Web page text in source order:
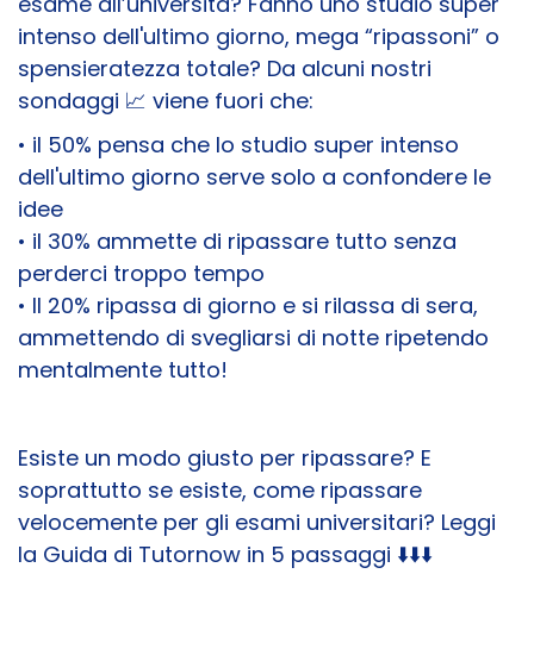
intenso dell'ultimo giorno, mega “ripassoni” o
spensieratezza totale? Da alcuni nostri
sondaggi 📈​ viene fuori che:
• il 50% pensa che lo studio super intenso
dell'ultimo giorno serve solo a confondere le
idee
• il 30% ammette di ripassare tutto senza
perderci troppo tempo
• Il 20% ripassa di giorno e si rilassa di sera,
ammettendo di svegliarsi di notte ripetendo
mentalmente tutto!
Esiste un modo giusto per ripassare? E
soprattutto se esiste, come ripassare
velocemente per gli esami universitari? Leggi
la Guida di Tutornow in 5 passaggi ⬇️​⬇️​⬇️